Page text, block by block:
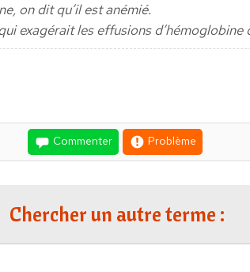
on dit qu’il est anémié.
exagérait les effusions d’hémoglobine
Commenter Problème
Chercher un autre terme :